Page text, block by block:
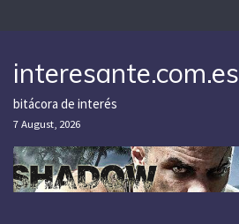
interesante.com.es
bitácora de interés
7 August, 2026